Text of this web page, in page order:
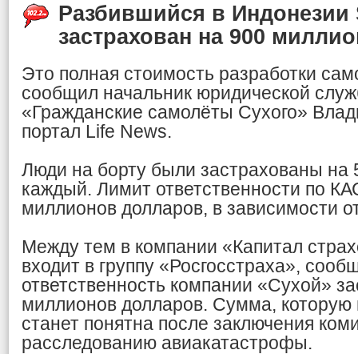
Разбившийся в
застрахован на 900
Это полная стоимость разработки
сообщил начальник юридической
«Гражданские самолёты Сухого»
портал Life News.
Люди на борту были застрахованы на
каждый. Лимит ответственности по
миллионов долларов, в зависимости
Между тем в компании «Капитал
входит в группу «Росгосстраха»,
ответственность компании «Сухой»
миллионов долларов. Сумма, которую
станет понятна после заключения
расследованию авиакатастрофы.